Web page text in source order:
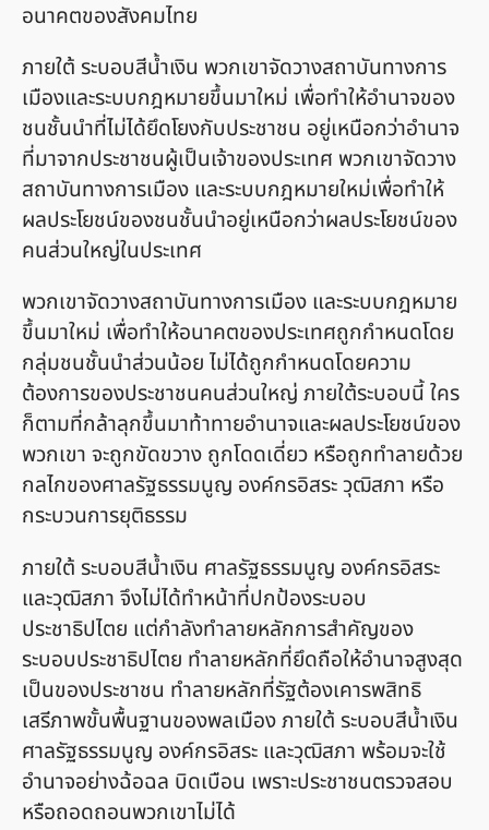
อนาคตของสังคมไทย
ภายใต้ ระบอบสีน้ำเงิน พวกเขาจัดวางสถาบันทางการ
เมืองและระบบกฎหมายขึ้นมาใหม่ เพื่อทำให้อำนาจของ
ชนชั้นนำที่ไม่ได้ยึดโยงกับประชาชน อยู่เหนือกว่าอำนาจ
ที่มาจากประชาชนผู้เป็นเจ้าของประเทศ พวกเขาจัดวาง
สถาบันทางการเมือง และระบบกฎหมายใหม่เพื่อทำให้
ผลประโยชน์ของชนชั้นนำอยู่เหนือกว่าผลประโยชน์ของ
คนส่วนใหญ่ในประเทศ
พวกเขาจัดวางสถาบันทางการเมือง และระบบกฎหมาย
ขึ้นมาใหม่ เพื่อทำให้อนาคตของประเทศถูกกำหนดโดย
กลุ่มชนชั้นนำส่วนน้อย ไม่ได้ถูกกำหนดโดยความ
ต้องการของประชาชนคนส่วนใหญ่ ภายใต้ระบอบนี้ ใคร
ก็ตามที่กล้าลุกขึ้นมาท้าทายอำนาจและผลประโยชน์ของ
พวกเขา จะถูกขัดขวาง ถูกโดดเดี่ยว หรือถูกทำลายด้วย
กลไกของศาลรัฐธรรมนูญ องค์กรอิสระ วุฒิสภา หรือ
กระบวนการยุติธรรม
ภายใต้ ระบอบสีน้ำเงิน ศาลรัฐธรรมนูญ องค์กรอิสระ
และวุฒิสภา จึงไม่ได้ทำหน้าที่ปกป้องระบอบ
ประชาธิปไตย แต่กำลังทำลายหลักการสำคัญของ
ระบอบประชาธิปไตย ทำลายหลักที่ยึดถือให้อำนาจสูงสุด
เป็นของประชาชน ทำลายหลักที่รัฐต้องเคารพสิทธิ
เสรีภาพขั้นพื้นฐานของพลเมือง ภายใต้ ระบอบสีน้ำเงิน
ศาลรัฐธรรมนูญ องค์กรอิสระ และวุฒิสภา พร้อมจะใช้
อำนาจอย่างฉ้อฉล บิดเบือน เพราะประชาชนตรวจสอบ
หรือถอดถอนพวกเขาไม่ได้